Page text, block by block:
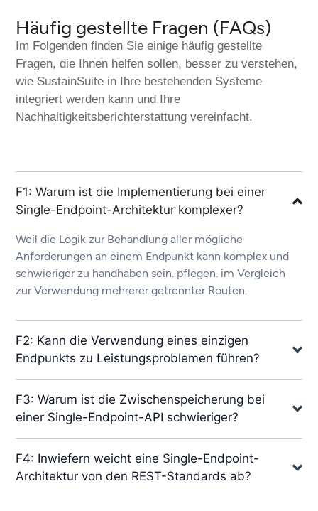
Häufig gestellte Fragen (FAQs)
Im Folgenden finden Sie einige häufig gestellte
Fragen, die Ihnen helfen sollen, besser zu verstehen,
wie SustainSuite in Ihre bestehenden Systeme
integriert werden kann und Ihre
Nachhaltigkeitsberichterstattung vereinfacht.
F1: Warum ist die Implementierung bei einer
Single-Endpoint-Architektur komplexer?
Weil die Logik zur Behandlung aller mögliche
Anforderungen an einem Endpunkt kann komplex und
schwieriger zu handhaben sein. pflegen. im Vergleich
zur Verwendung mehrerer getrennter Routen.
F2: Kann die Verwendung eines einzigen
Endpunkts zu Leistungsproblemen führen?
F3: Warum ist die Zwischenspeicherung bei
einer Single-Endpoint-API schwieriger?
F4: Inwiefern weicht eine Single-Endpoint-
Architektur von den REST-Standards ab?